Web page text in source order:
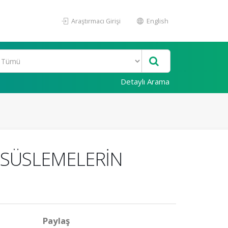
Araştırmacı Girişi English
Detaylı Arama
Paylaş